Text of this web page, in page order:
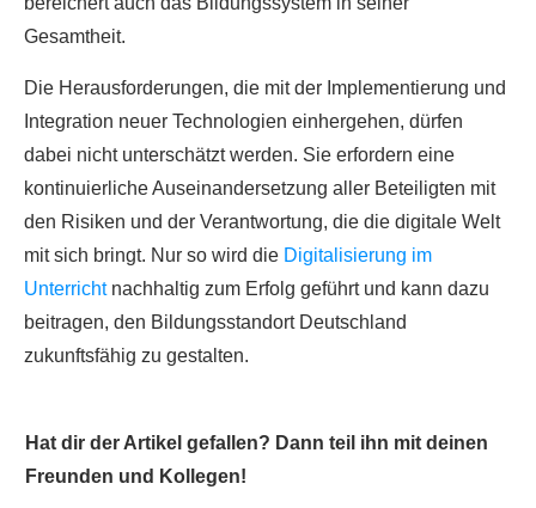
Gesamtheit.
Die Herausforderungen, die mit der Implementierung und
Integration neuer Technologien einhergehen, dürfen
dabei nicht unterschätzt werden. Sie erfordern eine
kontinuierliche Auseinandersetzung aller Beteiligten mit
den Risiken und der Verantwortung, die die digitale Welt
mit sich bringt. Nur so wird die Digitalisierung im
Unterrichtnachhaltig zum Erfolg geführt und kann dazu
beitragen, den Bildungsstandort Deutschland
zukunftsfähig zu gestalten.
Hat dir der Artikel gefallen? Dann teil ihn mit deinen
Freunden und Kollegen!